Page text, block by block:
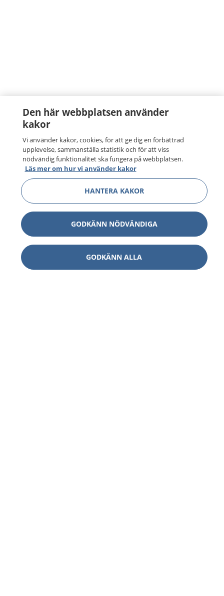
Den här webbplatsen använder
kakor
Vi använder kakor, cookies, för att ge dig en förbättrad
upplevelse, sammanställa statistik och för att viss
nödvändig funktionalitet ska fungera på webbplatsen.
Läs mer om hur vi använder kakor
HANTERA KAKOR
GODKÄNN NÖDVÄNDIGA
GODKÄNN ALLA